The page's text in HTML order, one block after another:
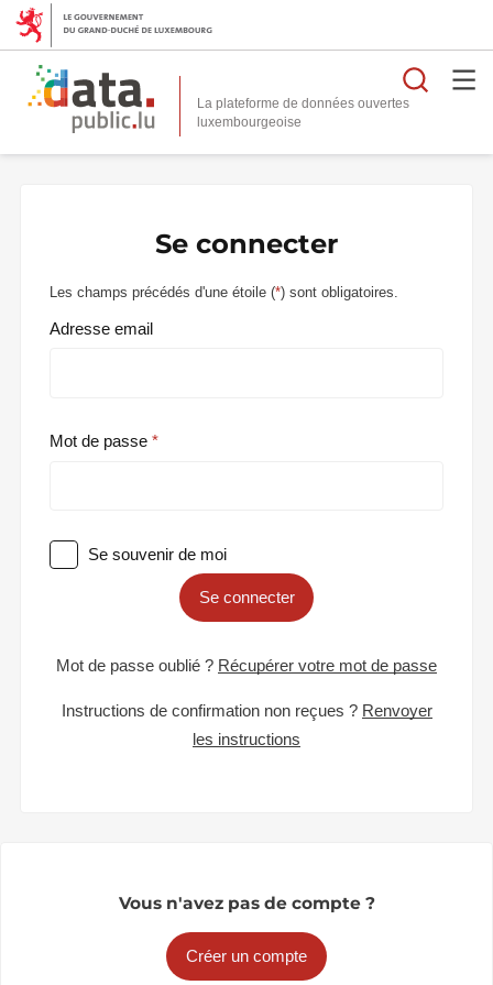
La plateforme de données ouvertes
Se connecter
Les champs précédés d'une étoile (*) sont obligatoires.
Adresse email
Mot de passe
Se souvenir de moi
Se connecter
Mot de passe oublié ? Récupérer votre mot de passe
Instructions de confirmation non reçues ? Renvoyer
les instructions
Vous n'avez pas de compte ?
Créer un compte